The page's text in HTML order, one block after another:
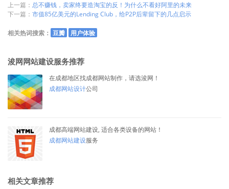
上一篇： 总不赚钱，卖家终要造淘宝的反！为什么不看好阿里的未来
下一篇： 市值85亿美元的Lending Club，给P2P后辈留下的几点启示
相关热词搜索： 豆瓣 用户体验
浚网网站建设服务推荐
在成都地区找成都网站制作，请选浚网！
成都网站设计公司
成都高端网站建设, 适合各类设备的网站！
成都网站建设服务
相关文章推荐